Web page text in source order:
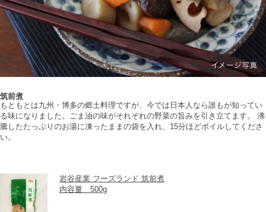
筑前煮
もともとは九州・博多の郷土料理ですが、今では日本人なら誰もが知ってい
る味になりました。ごま油の味がそれぞれの野菜の旨みを引き立てます。 沸
騰したたっぷりのお湯に凍ったままの袋を入れ、15分ほどボイルしてくださ
い。
岩谷産業 フーズランド 筑前煮
内容量　500g